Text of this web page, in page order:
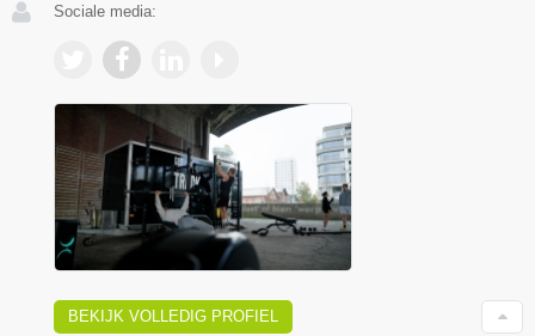
Sociale media:
BEKIJK VOLLEDIG PROFIEL